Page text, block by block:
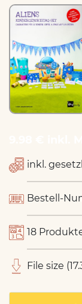
inkl.
Bestell-
18
File size